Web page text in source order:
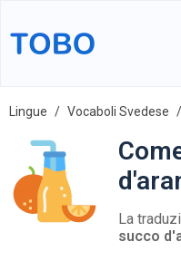
Lingue Vocaboli Svedese
La
succo